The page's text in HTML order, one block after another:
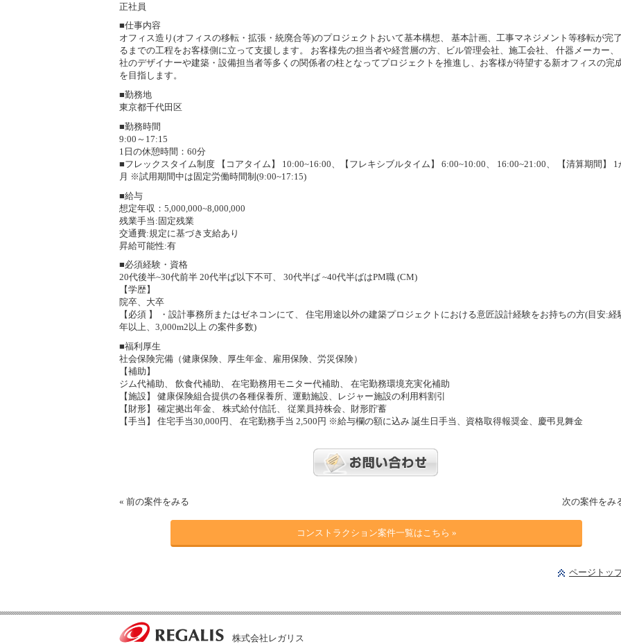
正社員
■仕事内容
オフィス造り(オフィスの移転・拡張・統廃合等)のプロジェクトおいて基本構想、 基本計画、工事マネジメント等移転が完
るまでの工程をお客様側に立って支援します。 お客様先の担当者や経営層の方、ビル管理会社、施工会社、 什器メーカー、
社のデザイナーや建築・設備担当者等多くの関係者の柱となってプロジェクトを推進し、お客様が待望する新オフィスの完
を目指します。
■勤務地
東京都千代田区
■勤務時間
9:00～17:15
1日の休憩時間：60分
■フレックスタイム制度 【コアタイム】 10:00~16:00、【フレキシブルタイム】 6:00~10:00、 16:00~21:00、 【清算期間】 1
月 ※試用期間中は固定労働時間制(9:00~17:15)
■給与
想定年収：5,000,000~8,000,000
残業手当:固定残業
交通費:規定に基づき支給あり
昇給可能性:有
■必須経験・資格
20代後半~30代前半 20代半ば以下不可、 30代半ば ~40代半ばはPM職 (CM)
【学歴】
院卒、大卒
【必須 】 ・設計事務所またはゼネコンにて、 住宅用途以外の建築プロジェクトにおける意匠設計経験をお持ちの方(目安:経
年以上、3,000m2以上 の案件多数)
■福利厚生
社会保険完備（健康保険、厚生年金、雇用保険、労災保険）
【補助】
ジム代補助、 飲食代補助、 在宅勤務用モニター代補助、 在宅勤務環境充実化補助
【施設】 健康保険組合提供の各種保養所、運動施設、レジャー施設の利用料割引
【財形】 確定拠出年金、 株式給付信託、 従業員持株会、財形貯蓄
【手当】 住宅手当30,000円、 在宅勤務手当 2,500円 ※給与欄の額に込み 誕生日手当、資格取得報奨金、慶弔見舞金
« 前の案件をみる 次の案件をみ
コンストラクション案件一覧はこちら »
ページトッ
株式会社レガリス